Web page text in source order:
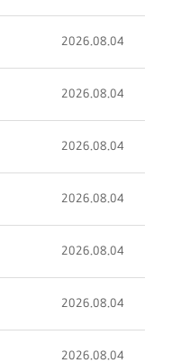
2026.08.04
2026.08.04
2026.08.04
2026.08.04
2026.08.04
2026.08.04
2026.08.04